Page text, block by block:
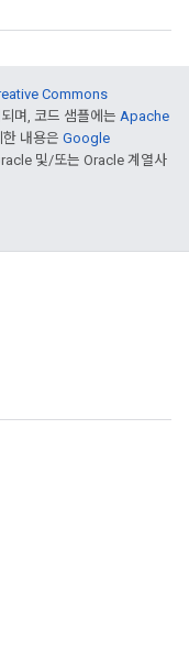
Commons
며, 코드 샘플에는 Apache
내용은 Google
및/또는 Oracle 계열사